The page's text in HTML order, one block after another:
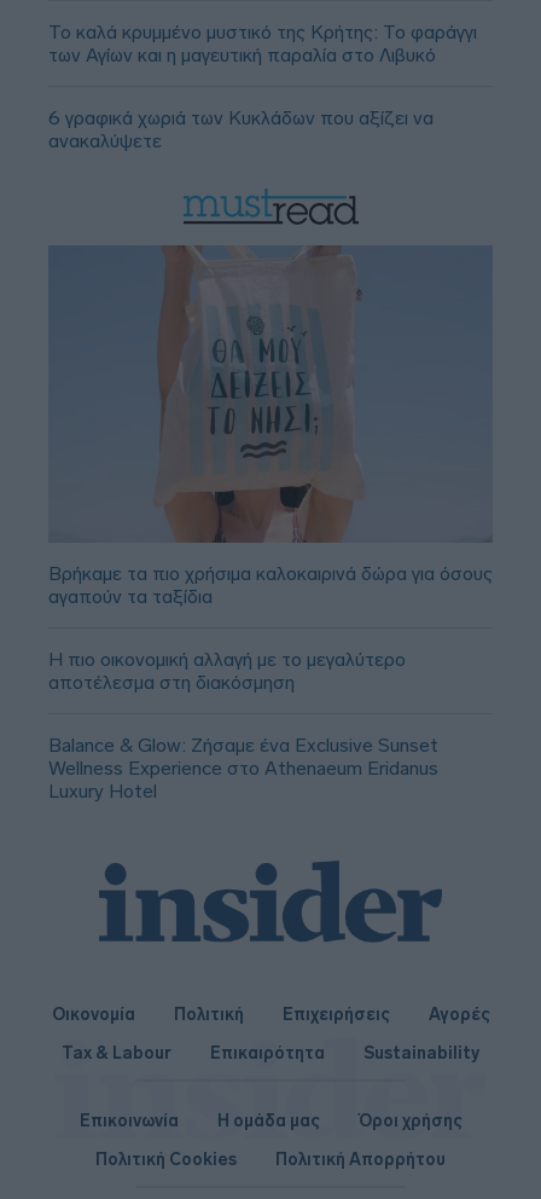
Το καλά κρυμμένο μυστικό της Κρήτης: Το φαράγγι
των Αγίων και η μαγευτική παραλία στο Λιβυκό
6 γραφικά χωριά των Κυκλάδων που αξίζει να
ανακαλύψετε
Βρήκαμε τα πιο χρήσιμα καλοκαιρινά δώρα για όσους
αγαπούν τα ταξίδια
Η πιο οικονομική αλλαγή με το μεγαλύτερο
αποτέλεσμα στη διακόσμηση
Balance & Glow: Ζήσαμε ένα Exclusive Sunset
Wellness Experience στο Athenaeum Eridanus
Luxury Hotel
Οικονομία Πολιτική Επιχειρήσεις
Αγορές
Tax & Labour
Επικαιρότητα Sustainability
Επικοινωνία Η ομάδα μας
Όροι χρήσης
Πολιτική Cookies
Πολιτική Απορρήτου